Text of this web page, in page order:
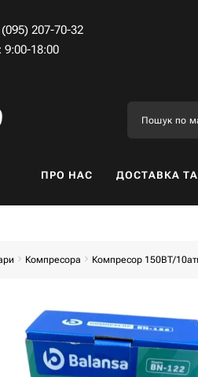
207-70-32
18:00
ПРО НАС ДОСТАВКА
Компресора Компресор 150ВТ/